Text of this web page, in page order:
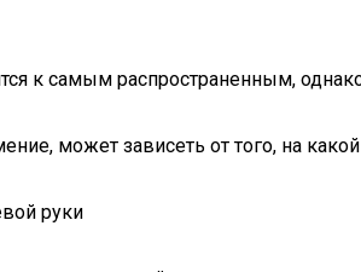
к самым распространенным,
может зависеть от того, на
руки